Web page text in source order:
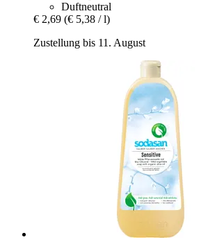
Duftneutral
€ 2,69 (€ 5,38 / l)
Zustellung bis 11. August